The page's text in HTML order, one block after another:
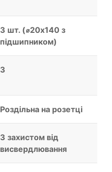
3 шт. (⌀20х140 з
підшипником)
3
Роздільна на розетці
З захистом від
висвердлювання